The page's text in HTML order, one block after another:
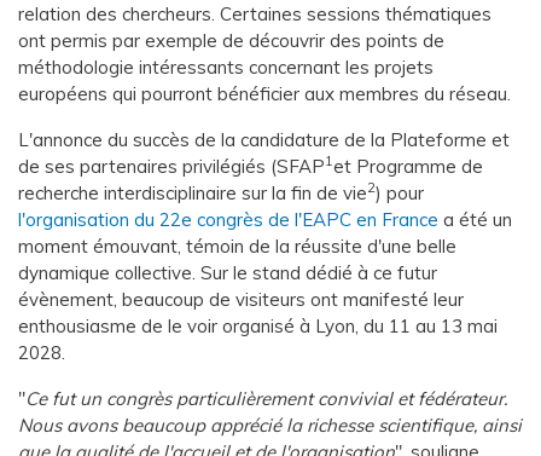
relation des chercheurs. Certaines sessions thématiques
ont permis par exemple de découvrir des points de
méthodologie intéressants concernant les projets
européens qui pourront bénéficier aux membres du réseau.
L'annonce du succès de la candidature de la Plateforme et
de ses partenaires privilégiés (SFAP1et Programme de
recherche interdisciplinaire sur la fin de vie2) pour
l'organisation du 22e congrès de l'EAPC en France a été un
moment émouvant, témoin de la réussite d'une belle
dynamique collective. Sur le stand dédié à ce futur
évènement, beaucoup de visiteurs ont manifesté leur
enthousiasme de le voir organisé à Lyon, du 11 au 13 mai
2028.
"Ce fut un congrès particulièrement convivial et fédérateur.
Nous avons beaucoup apprécié la richesse scientifique, ainsi